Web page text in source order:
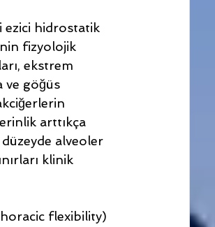
ezici hidrostatik
fizyolojik
ekstrem
ve göğüs
arttıkça
alveoler
klinik
flexibility)